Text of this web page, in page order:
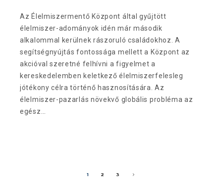
Az Élelmiszermentő Központ által gyűjtött
élelmiszer-adományok idén már második
alkalommal kerülnek rászoruló családokhoz. A
segítségnyújtás fontossága mellett a Központ az
akcióval szeretné felhívni a figyelmet a
kereskedelemben keletkező élelmiszerfelesleg
jótékony célra történő hasznosítására. Az
élelmiszer-pazarlás növekvő globális probléma az
egész…
1 2 3